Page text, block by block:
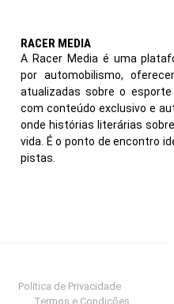
RACER MEDIA
A Racer Media é uma
por automobilismo,
atualizadas sobre o
com conteúdo exclusivo e
onde histórias literárias
vida. É o ponto de encontro
pistas.
Política de Privacidade
Termos e Condições